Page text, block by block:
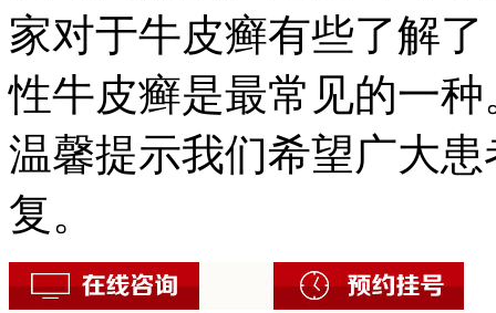
家对于牛皮癣有些了解
性牛皮癣是最常见的一
温馨提示我们希望广大
复。